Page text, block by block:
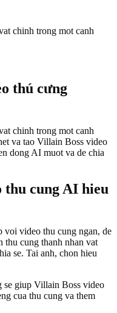
chinh trong mot canh
thú cưng
chinh trong mot canh
va tao Villain Boss video
dong AI muot va de chia
thu cung AI hieu
video thu cung ngan, de
thu cung thanh nhan vat
se. Tai anh, chon hieu
se giup Villain Boss video
cua thu cung va them